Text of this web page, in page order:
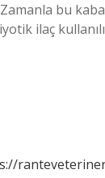
bu
ilaç